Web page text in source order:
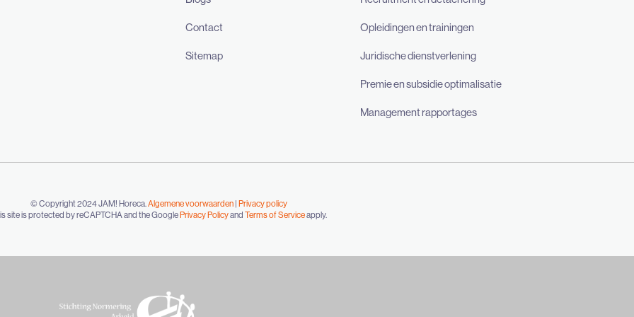
Contact
Sitemap
Opleidingen en trainingen
Juridische dienstverlening
Premie en subsidie optimalisatie
Management rapportages
© Copyright 2024 JAM! Horeca.Algemene voorwaarden| Privacy policy
site is protected by reCAPTCHA and the GooglePrivacy Policyand Terms of Serviceapply.